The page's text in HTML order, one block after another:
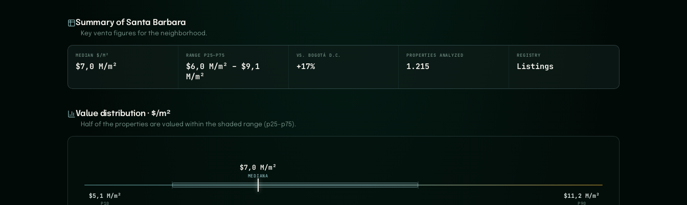
Summary of Santa Barbara
Key venta figures for the neighborhood.
MEDIAN $/M²
$7,0 M/m²
RANGE P25–P75
$6,0 M/m² – $9,1
M/m²
VS. BOGOTÁ D.C.
+17%
PROPERTIES ANALYZED
1.215
REGISTRY
Listings
Value distribution · $/m²
Half of the properties are valued within the shaded range (p25–p75).
$5,1 M/m²
P10
$7,0 M/m²
MEDIANA
$11,2 M/m²
P90